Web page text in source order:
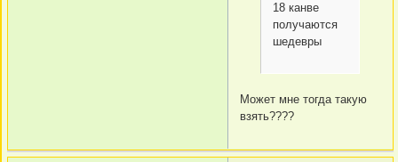
18 канве
получаются
шедевры
Может мне тогда такую
взять????